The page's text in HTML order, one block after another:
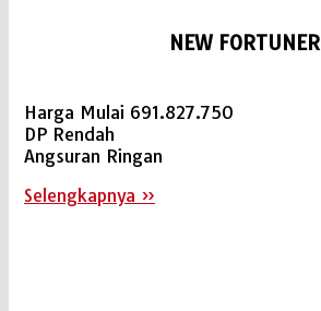
NEW FORTUNER
Harga Mulai 691.827.750
DP Rendah
Angsuran Ringan
Selengkapnya »